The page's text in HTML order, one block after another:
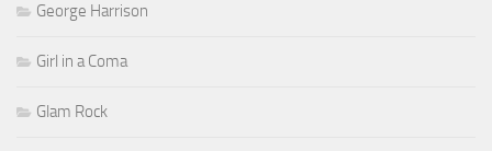
George Harrison
Girl in a Coma
Glam Rock